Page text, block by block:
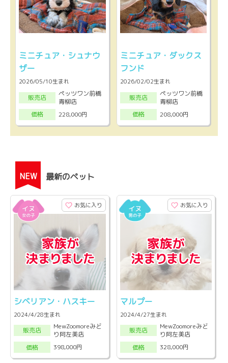
ミニチュア・シュナウ
ザー
2026/05/10生まれ
販売店
ペッツワン前橋
青柳店
価格
228,000円
ミニチュア・ダックス
フンド
2026/02/02生まれ
販売店
ペッツワン前橋
青柳店
価格
208,000円
NEW 最新のペット
お気に入り
シベリアン・ハスキー
2024/4/28生まれ
販売店
MewZoomoreみど
り阿左美店
価格
398,000円
お気に入り
マルプー
2024/4/27生まれ
販売店
MewZoomoreみど
り阿左美店
価格
328,000円